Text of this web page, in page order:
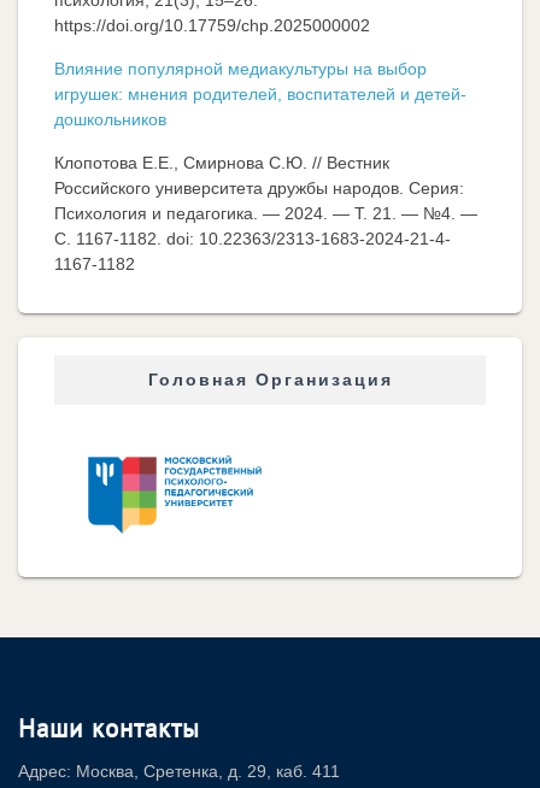
https://doi.org/10.17759/chp.2025000002
Влияние популярной медиакультуры на выбор
игрушек: мнения родителей, воспитателей и детей-
дошкольников
Клопотова Е.Е., Смирнова С.Ю. // Вестник
Российского университета дружбы народов. Серия:
Психология и педагогика. — 2024. — Т. 21. — №4. —
C. 1167-1182. doi: 10.22363/2313-1683-2024-21-4-
1167-1182
Головная Организация
Наши контакты
Адрес: Москва, Сретенка, д. 29, каб. 411